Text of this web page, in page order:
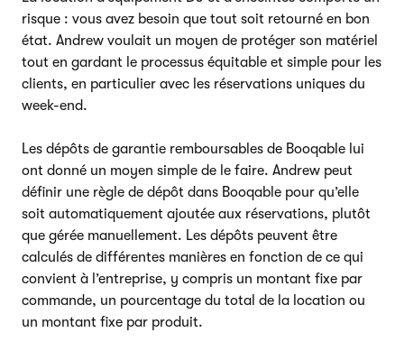
risque : vous avez besoin que tout soit retourné en bon
état. Andrew voulait un moyen de protéger son matériel
tout en gardant le processus équitable et simple pour les
clients, en particulier avec les réservations uniques du
week-end.
Les dépôts de garantie remboursables de Booqable lui
ont donné un moyen simple de le faire. Andrew peut
définir une règle de dépôt dans Booqable pour qu’elle
soit automatiquement ajoutée aux réservations, plutôt
que gérée manuellement. Les dépôts peuvent être
calculés de différentes manières en fonction de ce qui
convient à l’entreprise, y compris un montant fixe par
commande, un pourcentage du total de la location ou
un montant fixe par produit.